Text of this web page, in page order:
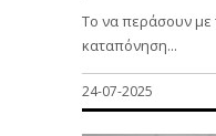
Το να περάσουν με
καταπόνηση...
24-07-2025